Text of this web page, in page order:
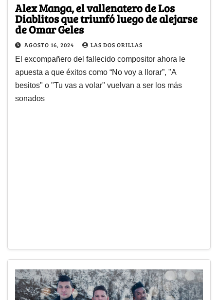
Alex Manga, el vallenatero de Los
Diablitos que triunfó luego de alejarse
de Omar Geles
AGOSTO 16, 2024 LAS DOS ORILLAS
El excompañero del fallecido compositor ahora le
apuesta a que éxitos como “No voy a llorar”, "A
besitos" o "Tu vas a volar" vuelvan a ser los más
sonados